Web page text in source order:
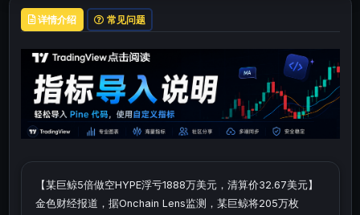
详情介绍 常见问题
【某巨鲸5倍做空HYPE浮亏1888万美元，清算价32.67美元】
金色财经报道，据Onchain Lens监测，某巨鲸将205万枚